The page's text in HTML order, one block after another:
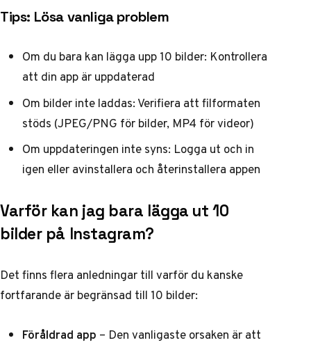
Tips: Lösa vanliga problem
Om du bara kan lägga upp 10 bilder: Kontrollera
att din app är uppdaterad
Om bilder inte laddas: Verifiera att filformaten
stöds (JPEG/PNG för bilder, MP4 för videor)
Om uppdateringen inte syns: Logga ut och in
igen eller avinstallera och återinstallera appen
Varför kan jag bara lägga ut 10
bilder på Instagram?
Det finns flera anledningar till varför du kanske
fortfarande är begränsad till 10 bilder:
Föråldrad app – Den vanligaste orsaken är att